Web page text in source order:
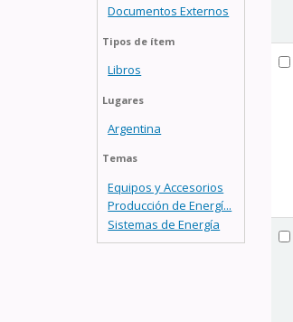
Documentos Externos
Tipos de ítem
Libros
Lugares
Argentina
Temas
Equipos y Accesorios
Producción de Energí...
Sistemas de Energía